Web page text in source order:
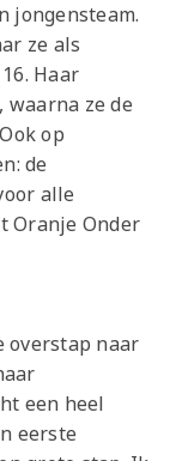
jongensteam.
ze als
Haar
ze de
op
de
alle
Oranje Onder
overstap naar
een heel
eerste